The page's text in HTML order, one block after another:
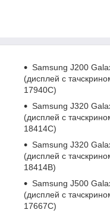
Samsung J200
(дисплей с
17940C)
Samsung J320
(дисплей с
18414C)
Samsung J320
(дисплей с
18414B)
Samsung J500
(дисплей с
17667C)